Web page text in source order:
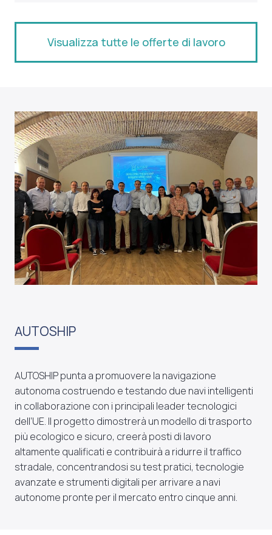
Visualizza tutte le offerte di lavoro
AUTOSHIP
AUTOSHIP punta a promuovere la navigazione
autonoma costruendo e testando due navi intelligenti
in collaborazione con i principali leader tecnologici
dell’UE. Il progetto dimostrerà un modello di trasporto
più ecologico e sicuro, creerà posti di lavoro
altamente qualificati e contribuirà a ridurre il traffico
stradale, concentrandosi su test pratici, tecnologie
avanzate e strumenti digitali per arrivare a navi
autonome pronte per il mercato entro cinque anni.